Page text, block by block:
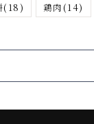
(18) 鶏肉(14)